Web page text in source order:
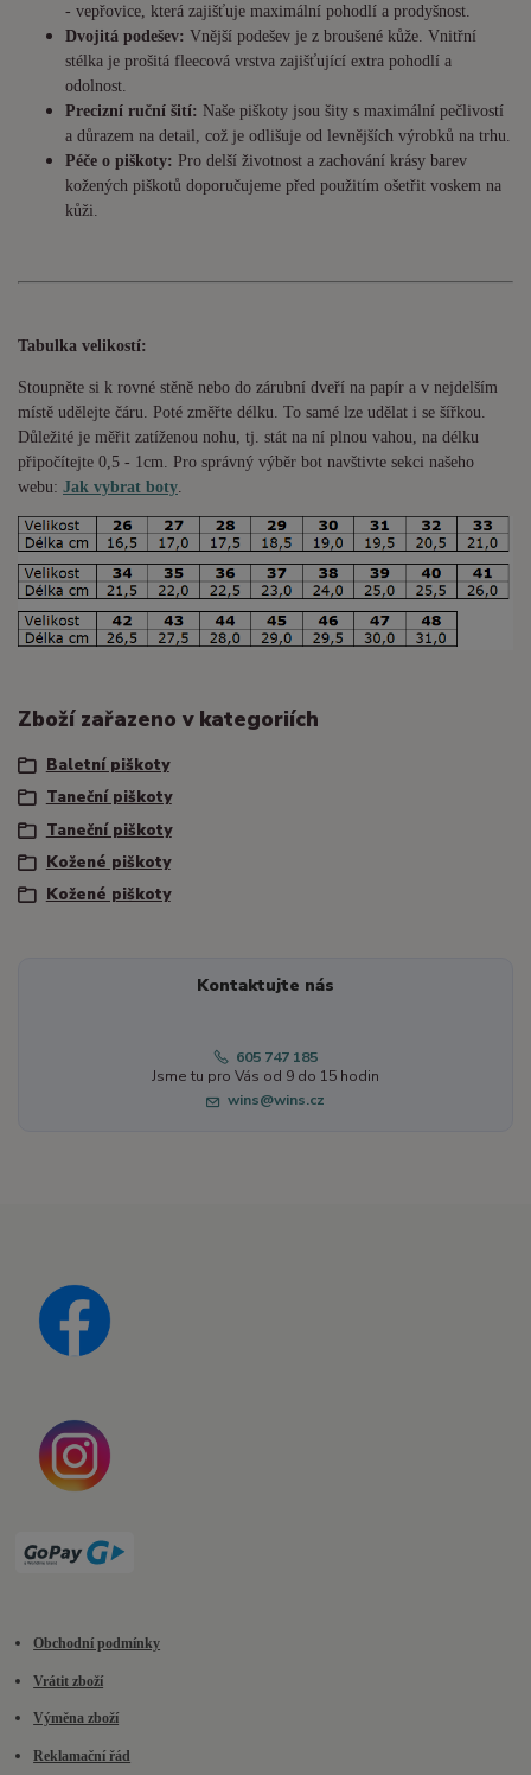
- vepřovice, která zajišťuje maximální pohodlí a prodyšnost.
Dvojitá podešev: Vnější podešev je z broušené kůže. Vnitřní
stélka je prošitá fleecová vrstva zajišťující extra pohodlí a
odolnost.
Precizní ruční šití: Naše piškoty jsou šity s maximální pečlivostí
a důrazem na detail, což je odlišuje od levnějších výrobků na trhu.
Péče o piškoty: Pro delší životnost a zachování krásy barev
kožených piškotů doporučujeme před použitím ošetřit voskem na
kůži.
Tabulka velikostí:
Stoupněte si k rovné stěně nebo do zárubní dveří na papír a v nejdelším
místě udělejte čáru. Poté změřte délku. To samé lze udělat i se šířkou.
Důležité je měřit zatíženou nohu, tj. stát na ní plnou vahou, na délku
připočítejte 0,5 - 1cm . Pro správný výběr bot navštivte sekci našeho
webu: Jak vybrat boty
Zboží zařazeno v kategoriích
Baletní piškoty
Taneční piškoty
Taneční piškoty
Kožené piškoty
Kožené piškoty
Kontaktujte nás
605 747 185
Jsme tu pro Vás od 9 do 15 hodin
wins@wins.cz
Obchodní podmínky
Vrátit zboží
Výměna zboží
Reklamační řád